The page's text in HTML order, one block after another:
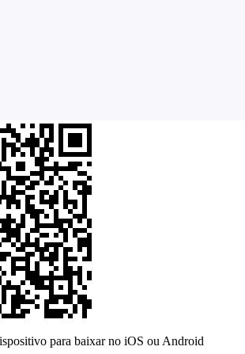
para baixar no iOS ou Android